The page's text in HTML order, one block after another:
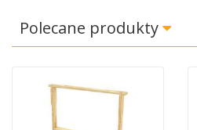
Polecane produkty